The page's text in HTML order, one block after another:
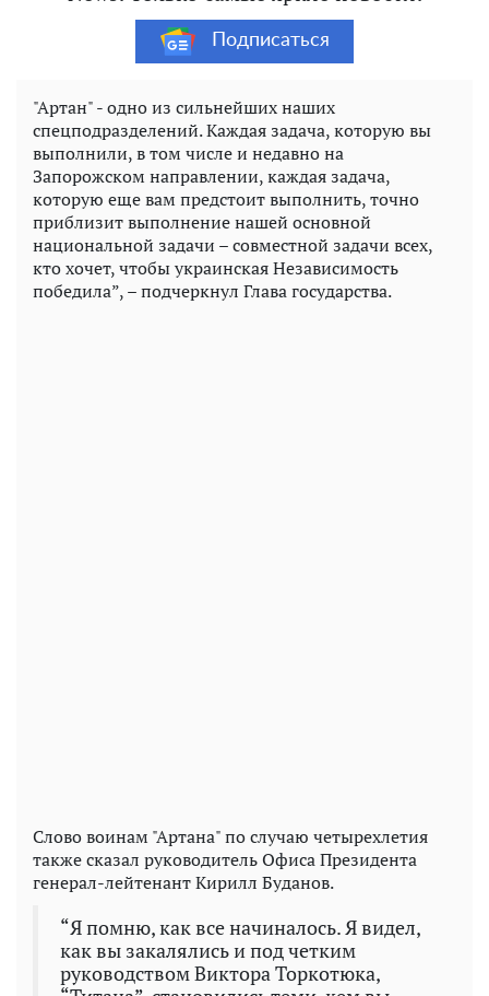
Подписаться
"Артан" - одно из сильнейших наших
спецподразделений. Каждая задача, которую вы
выполнили, в том числе и недавно на
Запорожском направлении, каждая задача,
которую еще вам предстоит выполнить, точно
приблизит выполнение нашей основной
национальной задачи – совместной задачи всех,
кто хочет, чтобы украинская Независимость
победила”, – подчеркнул Глава государства.
Слово воинам "Артана" по случаю четырехлетия
также сказал руководитель Офиса Президента
генерал-лейтенант Кирилл Буданов.
“Я помню, как все начиналось. Я видел,
как вы закалялись и под четким
руководством Виктора Торкотюка,